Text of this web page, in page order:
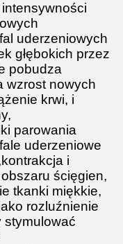
uderzeniowych
głębokich przez
pobudza
wzrost nowych
krwi, i
parowania
uderzeniowe
i
ścięgien,
tkanki miękkie,
rozluźnienie
stymulować